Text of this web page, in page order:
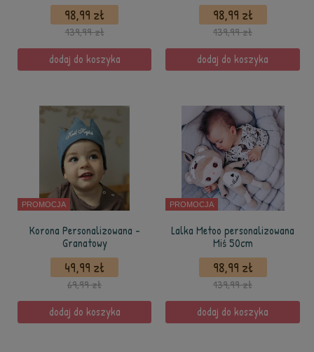
98,99 zł
139,99 zł
dodaj do koszyka
98,99 zł
139,99 zł
dodaj do koszyka
PROMOCJA
Korona Personalizowana -
Granatowy
49,99 zł
69,99 zł
dodaj do koszyka
PROMOCJA
Lalka Metoo personalizowana
Miś 50cm
98,99 zł
139,99 zł
dodaj do koszyka